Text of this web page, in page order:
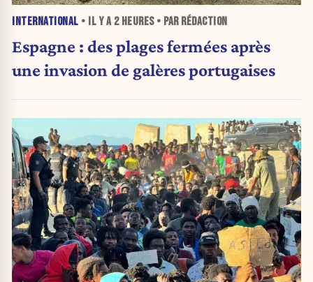
INTERNATIONAL • IL Y A 2 HEURES• PAR RÉDACTION
Espagne : des plages fermées après
une invasion de galères portugaises